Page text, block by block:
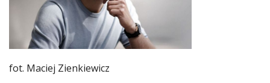
fot. Maciej Zienkiewicz